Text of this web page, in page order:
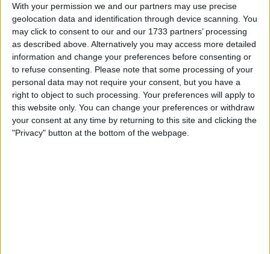
With your permission we and our partners may use precise
geolocation data and identification through device scanning. You
may click to consent to our and our 1733 partners’ processing
as described above. Alternatively you may access more detailed
information and change your preferences before consenting or
to refuse consenting.
Please note that some processing of your
personal data may not require your consent, but you have a
right to object to such processing. Your preferences will apply to
this website only. You can change your preferences or withdraw
your consent at any time by returning to this site and clicking the
"Privacy" button at the bottom of the webpage.
Entretanto, a Red Bull - BORA - Hansgrohe meteu
dois homens na dianteira, mas tirou pouco proveito
da superioridade numérica, tal como a XDS Astana
Team. Na verdade, se havia um corredor capaz de
igualar Narváez hoje, seria provavelmente Christian